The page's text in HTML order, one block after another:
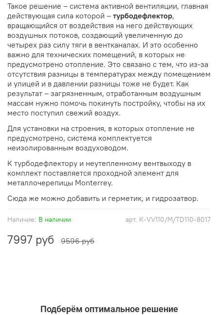
арт. K-VV110/M/TD110-8017
Наличие: В наличии
7997 руб 9596 руб
Такое решение – система активной вентиляции, главная
действующая сила которой – турбодефлектор,
вращающийся от воздействия на него действующих
воздушных потоков, создающий увеличенную до
четырех раз силу тяги в вентканалах. И это особенно
важно для технических помещений, в которых не
предусмотрено отопление. Это связано с тем, что из-за
отсутствия разницы в температурах между помещением
и улицей и в давлении разницы тоже не будет. Как
результат – загрязненным, отработанным воздушным
массам нужно помочь покинуть постройку, чтобы на их
место поступил свежий воздух.
Для установки на строения, в которых отопление не
предусмотрено, система комплектуется
неизолированным воздуховодом.
К турбодефлектору и неутепленному вентвыходу в
комплект поставляется проходной элемент для
металлочерепицы Monterrey.
Сюда же можно добавить и герметик, и гидрозатвор.
Подберём оптимальное решение